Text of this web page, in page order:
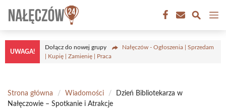
treści
UWAGA!
Dołącz do nowej grupy
Nałęczów - Ogłoszenia | Sprzedam
| Kupię | Zamienię | Praca
Strona główna / Wiadomości /
Dzień Bibliotekarza w
Nałęczowie – Spotkanie i Atrakcje